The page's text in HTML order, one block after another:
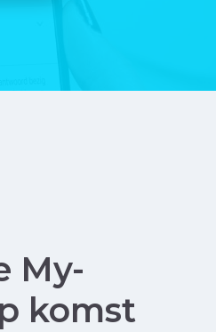
My-
komst